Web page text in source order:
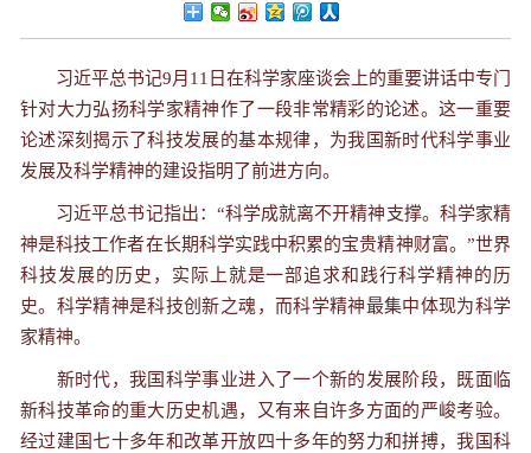
习近平总书记9月11日在科学家座谈会上的重要讲话中专门
针对大力弘扬科学家精神作了一段非常精彩的论述。这一重要
论述深刻揭示了科技发展的基本规律，为我国新时代科学事业
发展及科学精神的建设指明了前进方向。
习近平总书记指出：“科学成就离不开精神支撑。科学家精
神是科技工作者在长期科学实践中积累的宝贵精神财富。”世界
科技发展的历史，实际上就是一部追求和践行科学精神的历
史。科学精神是科技创新之魂，而科学精神最集中体现为科学
家精神。
新时代，我国科学事业进入了一个新的发展阶段，既面临
新科技革命的重大历史机遇，又有来自许多方面的严峻考验。
经过建国七十多年和改革开放四十多年的努力和拼搏，我国科